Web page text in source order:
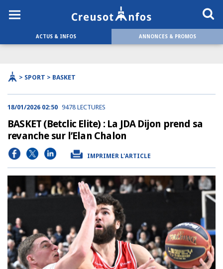
ACTUS & INFOS ANNONCES & PROMOS
> SPORT > BASKET
18/01/2026 02:50 9478 LECTURES
BASKET (Betclic Elite) : La JDA Dijon prend sa
revanche sur l’Elan Chalon
IMPRIMER L'ARTICLE